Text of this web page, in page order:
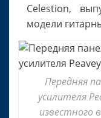
Celestion,
модели
Передняя
усилителя
известного